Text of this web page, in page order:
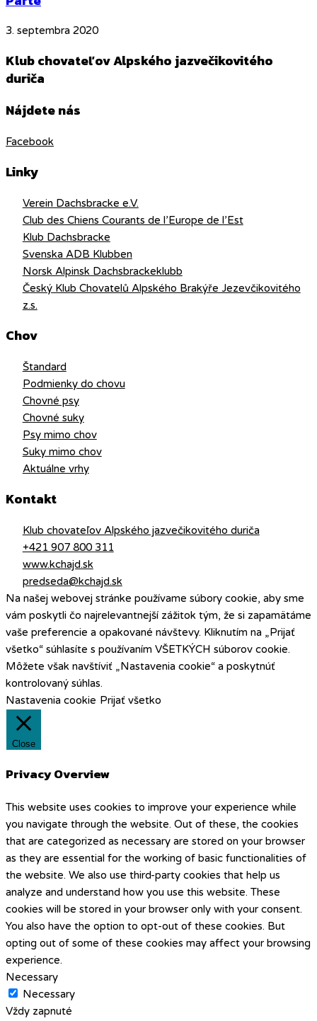
3. septembra 2020
Klub chovateľov Alpského jazvečikovitého
duriča
Nájdete nás
Facebook
Linky
Verein Dachsbracke e.V.
Club des Chiens Courants de l’Europe de l’Est
Klub Dachsbracke
Svenska ADB Klubben
Norsk Alpinsk Dachsbrackeklubb
Český Klub Chovatelů Alpského Brakýře Jezevčikovitého
z.s.
Chov
Štandard
Podmienky do chovu
Chovné psy
Chovné suky
Psy mimo chov
Suky mimo chov
Aktuálne vrhy
Kontakt
Klub chovateľov Alpského jazvečikovitého duriča
+421 907 800 311
www.kchajd.sk
predseda@kchajd.sk
Na našej webovej stránke používame súbory cookie, aby sme
vám poskytli čo najrelevantnejší zážitok tým, že si zapamätáme
vaše preferencie a opakované návštevy. Kliknutím na „Prijať
všetko“ súhlasíte s používaním VŠETKÝCH súborov cookie.
Môžete však navštíviť „Nastavenia cookie“ a poskytnúť
kontrolovaný súhlas.
Nastavenia cookie Prijať všetko
Close
Privacy Overview
This website uses cookies to improve your experience while
you navigate through the website. Out of these, the cookies
that are categorized as necessary are stored on your browser
as they are essential for the working of basic functionalities of
the website. We also use third-party cookies that help us
analyze and understand how you use this website. These
cookies will be stored in your browser only with your consent.
You also have the option to opt-out of these cookies. But
opting out of some of these cookies may affect your browsing
experience.
Necessary
Necessary
Vždy zapnuté